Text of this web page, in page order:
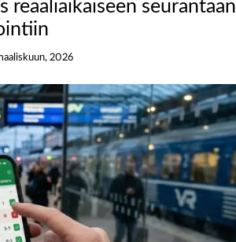
reaaliaikaiseen seurantaan
2026